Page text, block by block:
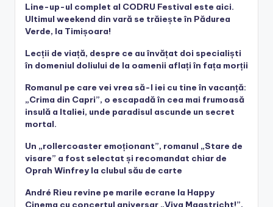
Line-up-ul complet al CODRU Festival este aici.
Ultimul weekend din vară se trăiește în Pădurea
Verde, la Timișoara!
Lecții de viață, despre ce au învățat doi specialiști
în domeniul doliului de la oamenii aflați în fața morții
Romanul pe care vei vrea să-l iei cu tine în vacanță:
„Crima din Capri”, o escapadă în cea mai frumoasă
insulă a Italiei, unde paradisul ascunde un secret
mortal.
Un „rollercoaster emoționant”, romanul „Stare de
visare” a fost selectat și recomandat chiar de
Oprah Winfrey la clubul său de carte
André Rieu revine pe marile ecrane la Happy
Cinema cu concertul aniversar „Viva Maastricht!”,